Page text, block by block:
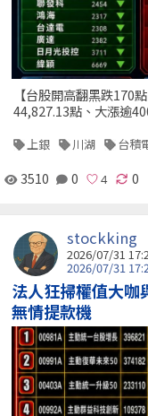
【台股開高翻黑跌170
44,827.13點、大漲逾
上銀 川湖 台積
3510 0 0
stockking
2026/07/31
2026/07/31
法人狂掃權值大咖
無情提款機